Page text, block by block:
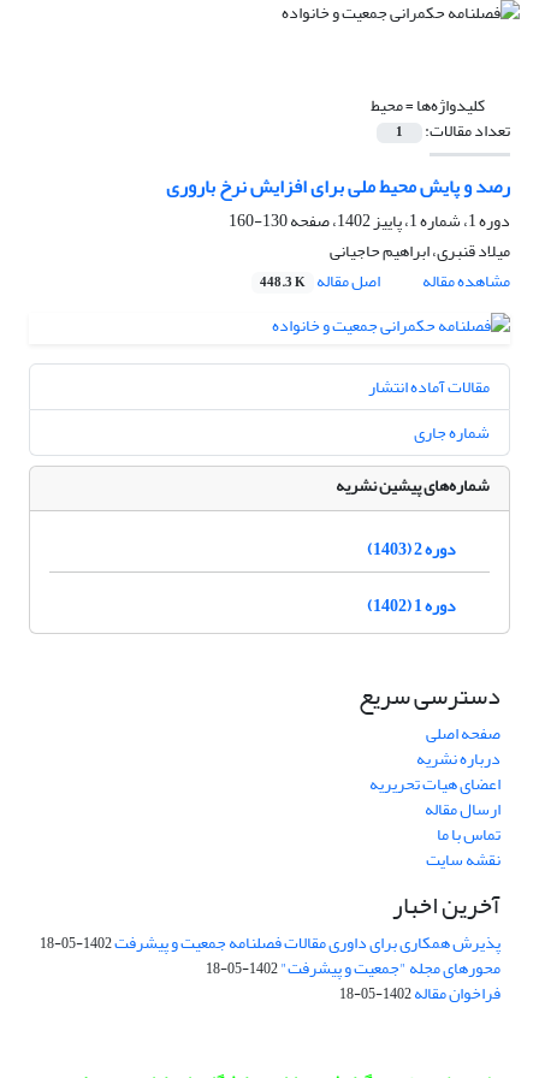
کلیدواژه‌ها =محیط
تعداد مقالات: 1
رصد و پایش محیط ملی برای افزایش نرخ باروری
دوره 1، شماره 1، پاییز 1402، صفحه
130-160
میلاد قنبری، ابراهیم حاجیانی
مشاهده مقاله
اصل مقاله 448.3 K
مقالات آماده انتشار
شماره جاری
شماره‌های پیشین نشریه
دوره 2 (1403)
دوره 1 (1402)
دسترسی سریع
صفحه اصلی
درباره نشریه
اعضای هیات تحریریه
ارسال مقاله
تماس با ما
نقشه سایت
آخرین اخبار
پذیرش همکاری برای داوری مقالات فصلنامه جمعیت و پیشرفت1402-05-18
محورهای مجله "جمعیت و پیشرفت"1402-05-18
فراخوان مقاله1402-05-18